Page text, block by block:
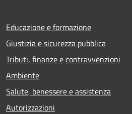
Educazione e formazione
Giustizia e sicurezza pubblica
Tributi, finanze e contravvenzioni
Ambiente
Salute, benessere e assistenza
Autorizzazioni